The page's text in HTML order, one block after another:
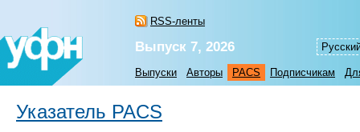
RSS-ленты
Выпуск 7, 2026
Выпуски Авторы PACS Подписчикам
Указатель PACS